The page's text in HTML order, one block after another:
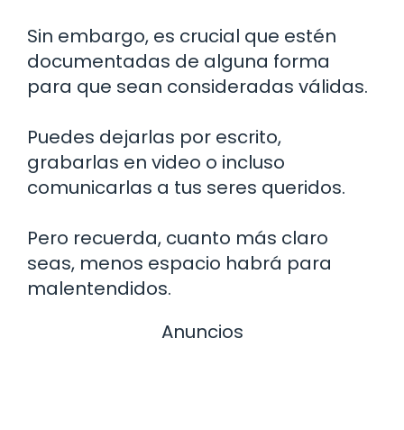
Sin embargo, es crucial que estén
documentadas de alguna forma
para que sean consideradas válidas.
Puedes dejarlas por escrito,
grabarlas en video o incluso
comunicarlas a tus seres queridos.
Pero recuerda, cuanto más claro
seas, menos espacio habrá para
malentendidos.
Anuncios